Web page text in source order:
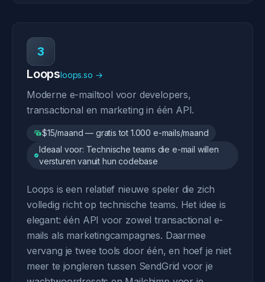
3
Loopsloops.so →
Moderne e-mailtool voor developers,
transactional en marketing in één API.
$15/maand — gratis tot 1.000 e-mails/maand
Ideaal voor: Technische teams die e-mail willen
versturen vanuit hun codebase
Loops is een relatief nieuwe speler die zich
volledig richt op technische teams. Het idee is
elegant: één API voor zowel transactional e-
mails als marketingcampagnes. Daarmee
vervang je twee tools door één, en hoef je niet
meer te jongleren tussen SendGrid voor je